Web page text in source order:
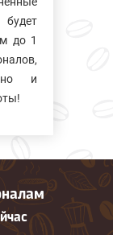
до 1
и